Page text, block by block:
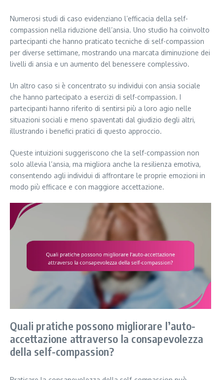
Numerosi studi di caso evidenziano l’efficacia della self-
compassion nella riduzione dell’ansia. Uno studio ha coinvolto
partecipanti che hanno praticato tecniche di self-compassion
per diverse settimane, mostrando una marcata diminuzione dei
livelli di ansia e un aumento del benessere complessivo.
Un altro caso si è concentrato su individui con ansia sociale
che hanno partecipato a esercizi di self-compassion. I
partecipanti hanno riferito di sentirsi più a loro agio nelle
situazioni sociali e meno spaventati dal giudizio degli altri,
illustrando i benefici pratici di questo approccio.
Queste intuizioni suggeriscono che la self-compassion non
solo allevia l’ansia, ma migliora anche la resilienza emotiva,
consentendo agli individui di affrontare le proprie emozioni in
modo più efficace e con maggiore accettazione.
Quali pratiche possono migliorare l’auto-
accettazione attraverso la consapevolezza
della self-compassion?